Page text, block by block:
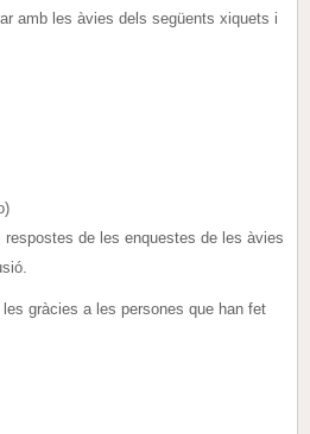
amb les àvies dels següents xiquets i
de les enquestes de les àvies
les gràcies a les persones que han fet